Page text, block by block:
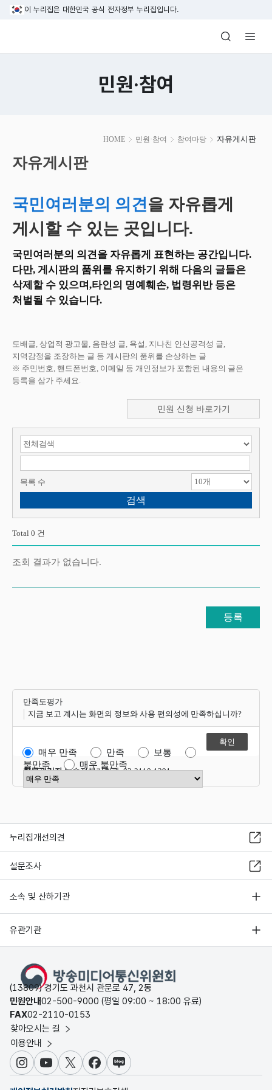
본문 바로가기
이 누리집은 대한민국 공식 전자정부 누리집입니다.
방송미디어통신위원회 Korea Media
민원·참여
HOME 민원·참여 참여마당 자유게시판
시
자유게시판
국민여러분의 의견을 자유롭게
게시할 수 있는 곳입니다.
국민여러분의 의견을 자유롭게 표현하는 공간입니다.
다만, 게시판의 품위를 유지하기 위해 다음의 글들은
삭제할 수 있으며,타인의 명예훼손, 법령위반 등은
처벌될 수 있습니다.
도배글, 상업적 광고물, 음란성 글, 욕설, 지나친 인신공격성 글,
지역감정을 조장하는 글 등 게시판의 품위를 손상하는 글
※ 주민번호, 핸드폰번호, 이메일 등 개인정보가 포함된 내용의 글은
등록을 삼가 주세요.
민원 신청 바로가기
검색 항목 선택
목록 수
Total 0 건
조회 결과가 없습니다.
등록
만족도평가
지금 보고 계시는 화면의 정보와 사용 편의성에 만족하십니까?
매우 만족 만족
보통
불만족
매우 불만족
만족도 점수 선택
항목관리자방송정책기획과 02-2110-1291
누리집개선의견
설문조사
소속 및 산하기관
유관기관
(13809) 경기도 과천시 관문로 47, 2동
민원안내02-500-9000 (평일 09:00 ~ 18:00 유료)
FAX02-2110-0153
찾아오시는 길
이용안내
인스타그램
유튜브X 페이스북
블로그